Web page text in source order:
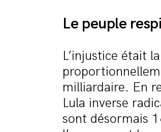
Le peuple
L’injustice était
milliardaire. En
Lula inverse
sont désormais